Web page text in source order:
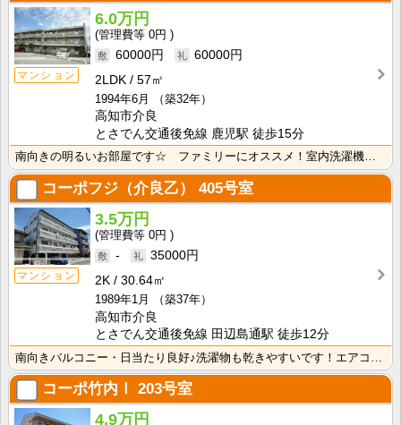
マンション
6.0万円
0円
60000円
60000円
2LDK
57㎡
1994年6月
（築32年）
高知市介良
とさでん交通後免線 鹿児駅 徒歩15分
南向きの明るいお部屋です☆ ファミリーにオススメ！室内洗濯機置き場・独立洗面台があるので水回りも快適･･･
コーポフジ（介良乙） 405号室
マンション
3.5万円
0円
-
35000円
2K
30.64㎡
1989年1月
（築37年）
高知市介良
とさでん交通後免線 田辺島通駅 徒歩12分
コーポ竹内Ⅰ 203号室
4.9万円